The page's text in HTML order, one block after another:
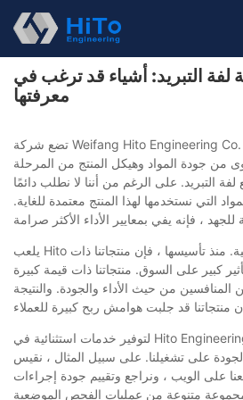
لفة التبريد: أشياء قد ترغب في
معرفتها
تضع شركة Weifang Hito Engineering Co. ، Ltd جهودًا كبيرة في
من جودة المواد وهيكل المنتج من المرحلة
لفة التبريد. على الرغم من أننا لا نطلب دائمًا
التي نستخدمها لهذا المنتج معتمدة للغاية.
يلعب Hito دورًا مهمًا في السوق العالمية. منذ تأسيسها ، فإن منتجاتنا ذات
كبير على السوق. منتجاتنا ذات قيمة كبيرة
من حيث الأداء والجودة. والنتيجة
لتوفير خدمات استثنائية في Hito Engineering ، نقوم بتنفيذ مجموعة
على تشغيلنا. على سبيل المثال ، نقيس
على الويب ، ونراجع وتقييم جودة إجراءات
مجموعة متنوعة من عمليات الفحص الموضعية